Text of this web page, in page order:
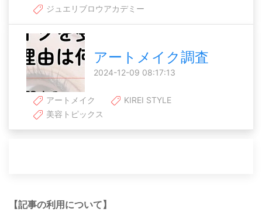
ジュエリブロウアカデミー
アートメイク調査
2024-12-09 08:17:13
アートメイク
KIREI STYLE
美容トピックス
【記事の利用について】